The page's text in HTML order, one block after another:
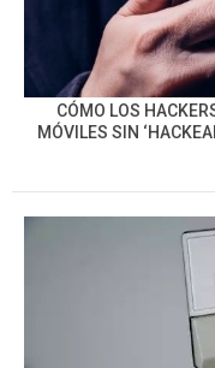
CÓMO LOS
MÓVILES SIN